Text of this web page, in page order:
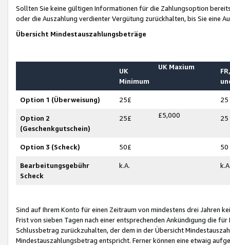
Sollten Sie keine gültigen Informationen für die Zahlungsoption
oder die Auszahlung verdienter Vergütung zurückhalten, bis Sie
Übersicht Mindestauszahlungsbeträge
UK
Minimum
UK Maxium
Option 1 (Überweisung) 25£ 25
Option 2
(Geschenkgutschein)
25£ £5,000 25
Option 3 (Scheck) 50£ 50
Bearbeitungsgebühr
Scheck
k.A.
Sind auf Ihrem Konto für einen Zeitraum von mindestens drei Jahren
Frist von sieben Tagen nach einer entsprechenden Ankündigung die
Schlussbetrag zurückzuhalten, der dem in der Übersicht
Mindestauszahlungsbetrag entspricht. Ferner können eine etwaig